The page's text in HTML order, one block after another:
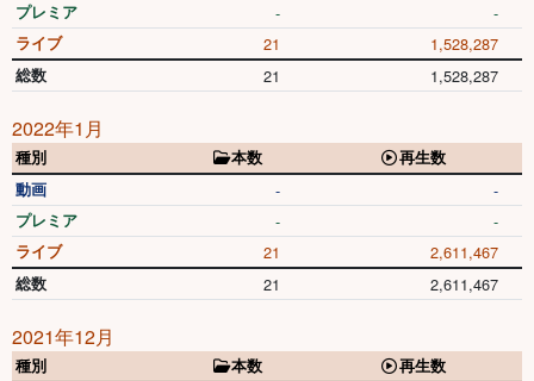
プレミア - -
ライブ 21 1,528,287
総数 21 1,528,287
2022年1月
種別 本数
再生数
動画
- -
プレミア - -
ライブ 21 2,611,467
総数 21 2,611,467
2021年12月
種別 本数
再生数